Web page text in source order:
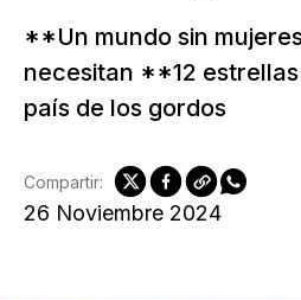
**Un mundo sin
necesitan **12
país de los gordos
26 Noviembre 2024
Compartir: